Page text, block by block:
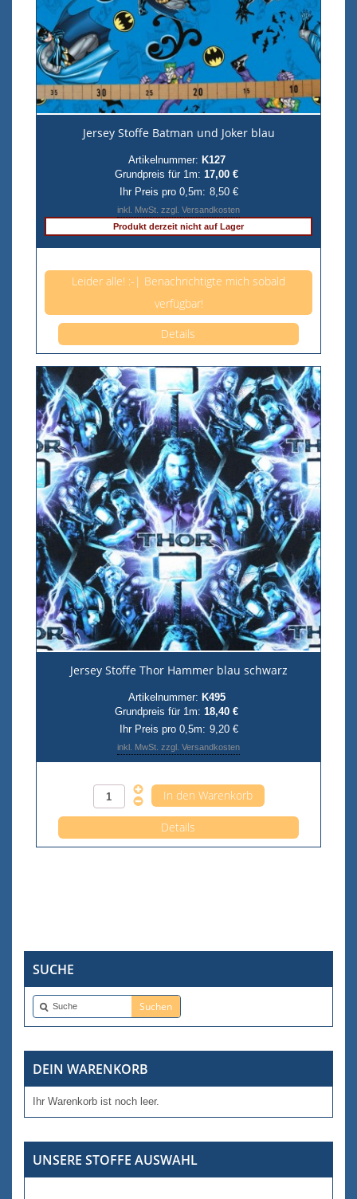
Jersey Stoffe Batman und Joker blau
Artikelnummer: K127
Grundpreis für 1m: 17,00 €
Ihr Preis pro 0,5m: 8,50 €
inkl. MwSt. zzgl. Versandkosten
Produkt derzeit nicht auf Lager
Leider alle! :-| Benachrichtigte mich sobald
verfügbar!
Details
Jersey Stoffe Thor Hammer blau schwarz
Artikelnummer: K495
Grundpreis für 1m: 18,40 €
Ihr Preis pro 0,5m: 9,20 €
inkl. MwSt. zzgl. Versandkosten
Details
SUCHE
DEIN WARENKORB
Ihr Warenkorb ist noch leer.
UNSERE STOFFE AUSWAHL